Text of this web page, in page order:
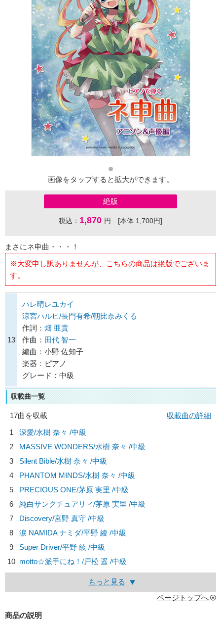
画像をタップすると拡大ができます。
絶版
税込： 1,870 円 [本体 1,700円]
まさにネ申曲・・・！
※大変申し訳ありませんが、こちらの商品は絶版でございま
す。
13
ハレ晴レユカイ
涼宮ハルヒ/長門有希/朝比奈みくる
作詞： 畑 亜貴
作曲： 田代 智一
編曲：小野 佐知子
楽器：ピアノ
グレード：中級
収載曲一覧
17曲を収載
収載曲の詳細
1
深愛/水樹 奈々 /中級
2
MASSIVE WONDERS/水樹 奈々 /中級
3
Silent Bible/水樹 奈々 /中級
4
PHANTOM MINDS/水樹 奈々 /中級
5
PRECIOUS ONE/茅原 実里 /中級
6
純白サンクチュアリィ/茅原 実里 /中級
7
Discovery/宮野 真守 /中級
8
涙 NAMIDA ナミダ/平野 綾 /中級
9
Super Driver/平野 綾 /中級
10 motto☆派手にね！/戸松 遥 /中級
もっと見る
ページトップへ
商品の説明